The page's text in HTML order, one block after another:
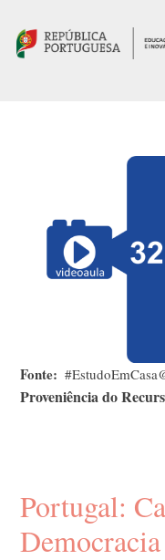
Fonte
Proveniência do
Portugal:
Democracia